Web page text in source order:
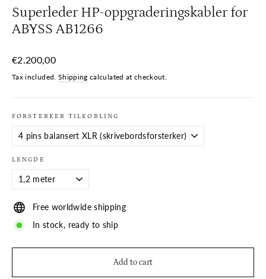
Superleder HP-oppgraderingskabler for
ABYSS AB1266
Regular
€2.200,00
Tax included. Shipping calculated at checkout.
FORSTERKER TILKOBLING
LENGDE
Free worldwide shipping
In stock, ready to ship
Add to cart